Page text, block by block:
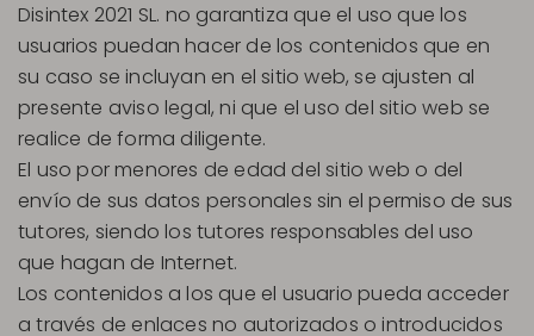
Disintex 2021 SL. no garantiza que el uso que los
usuarios puedan hacer de los contenidos que en
su caso se incluyan en el sitio web, se ajusten al
presente aviso legal, ni que el uso del sitio web se
realice de forma diligente.
El uso por menores de edad del sitio web o del
envío de sus datos personales sin el permiso de sus
tutores, siendo los tutores responsables del uso
que hagan de Internet.
Los contenidos a los que el usuario pueda acceder
a través de enlaces no autorizados o introducidos